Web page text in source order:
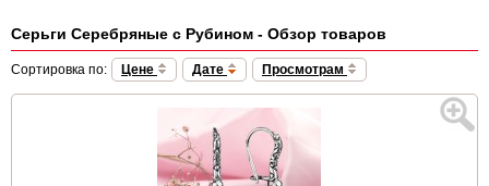
Серьги Серебряные с Рубином - Обзор товаров
Сортировка по: Цене Дате Просмотрам